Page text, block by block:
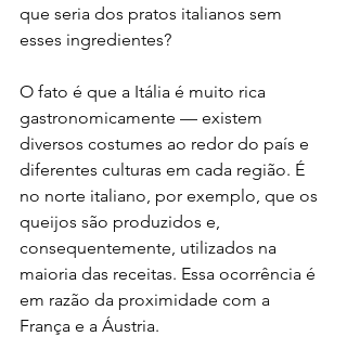
que seria dos pratos italianos sem
esses ingredientes?
O fato é que a Itália é muito rica
gastronomicamente — existem
diversos costumes ao redor do país e
diferentes culturas em cada região. É
no norte italiano, por exemplo, que os
queijos são produzidos e,
consequentemente, utilizados na
maioria das receitas. Essa ocorrência é
em razão da proximidade com a
França e a Áustria.